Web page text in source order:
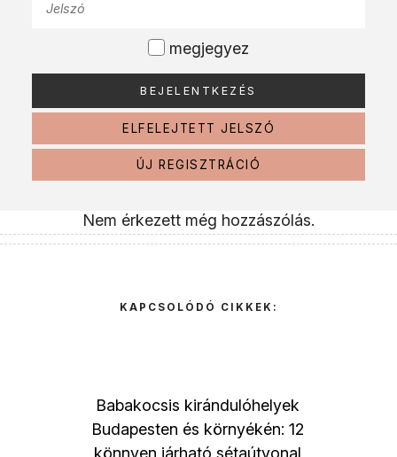
megjegyez
ELFELEJTETT JELSZÓ
ÚJ REGISZTRÁCIÓ
Nem érkezett még hozzászólás.
KAPCSOLÓDÓ CIKKEK:
Babakocsis kirándulóhelyek
Budapesten és környékén: 12
könnyen járható sétaútvonal